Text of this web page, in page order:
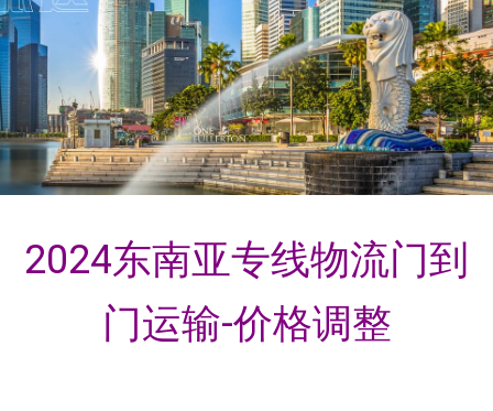
2024东南亚专线物流门到
门运输-价格调整